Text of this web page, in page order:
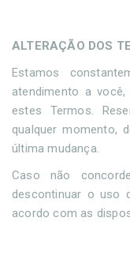
ALTERAÇÃO DOS
Estamos
atendimento a
estes Termos.
qualquer momento,
última mudança.
Caso não
descontinuar o uso
acordo com as